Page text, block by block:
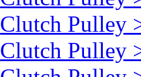
Clutch Pulley
Clutch Pulley